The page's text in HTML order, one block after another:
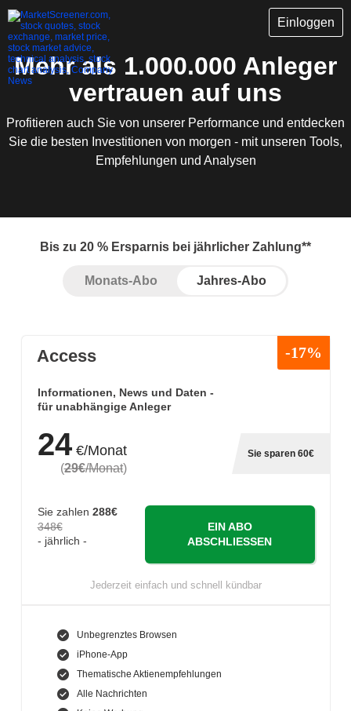
Einloggen
Mehr als 1.000.000 Anleger
vertrauen auf uns
Profitieren auch Sie von unserer Performance und entdecken
Sie die besten Investitionen von morgen - mit unseren Tools,
Empfehlungen und Analysen
Bis zu 20 % Ersparnis bei jährlicher Zahlung**
Monats-Abo Jahres-Abo
Access -17%
Informationen, News und Daten -
für unabhängige Anleger
24€/Monat
(29€/Monat)
Sie sparen 60€
Sie zahlen 288€
348€
- jährlich -
EIN ABO
ABSCHLIESSEN
Jederzeit einfach und schnell kündbar
Unbegrenztes Browsen
iPhone-App
Thematische Aktienempfehlungen
Alle Nachrichten